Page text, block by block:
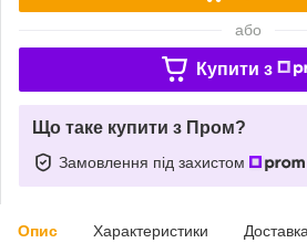
або
Купити з
Що таке купити з Пром?
Замовлення під захистом
Опис Характеристики Доставка